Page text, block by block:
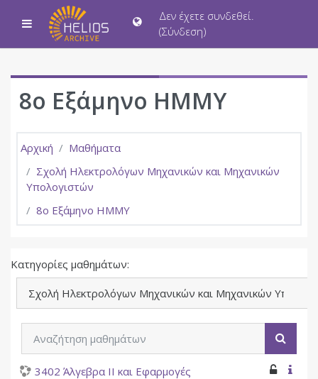
Μετάβαση στο κεντρικό περιεχόμενο
Πλευρικός πίνακας
Δεν έχετε συνδεθεί.
(Σύνδεση)
8ο Εξάμηνο ΗΜΜΥ
Αρχική
Μαθήματα
Σχολή Ηλεκτρολόγων Μηχανικών και Μηχανικών
Υπολογιστών
8ο Εξάμηνο ΗΜΜΥ
Κατηγορίες μαθημάτων:
3402 Άλγεβρα II και Εφαρμογές